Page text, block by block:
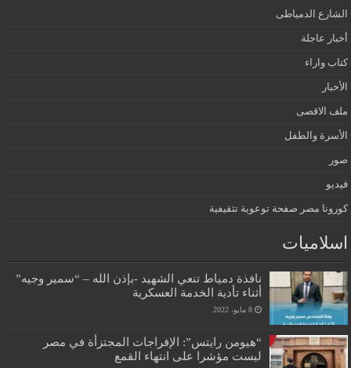
الشارع الدمياطى
أخبار عاجلة
كتاب واراء
الأخبار
ملف الاقصى
الأسرة والطفل
صور
فيديو
كورونا مصر صفحة توعوية تثقيفية
اسلاميات
نافذة دمياط تنعي الشهيد -بإذن الله – “سمير وجيه”
أثناء تأدية الخدمة العسكرية
8 مايو، 2022
“هيومن رايتس”: الإفراجات المجتزأة في مصر
ليست مؤشرا على انتهاء القمع